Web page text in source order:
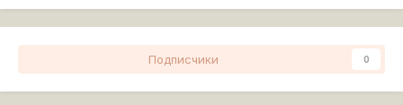
Подписчики 0